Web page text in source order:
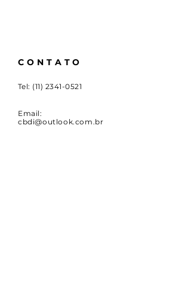
CONTATO
Tel: (11) 2341-0521
Email:
cbdi@outlook.com.br